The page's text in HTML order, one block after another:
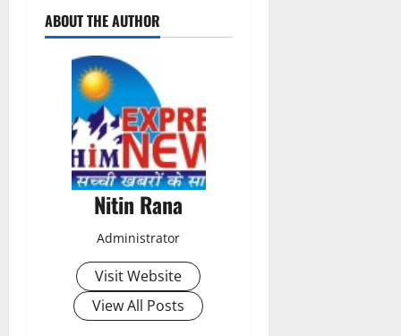
o
ABOUT THE AUTHOR
Nitin Rana
Administrator
Visit Website
View All Posts